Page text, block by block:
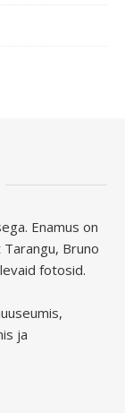
Enamus on
Bruno
fotosid.
ja